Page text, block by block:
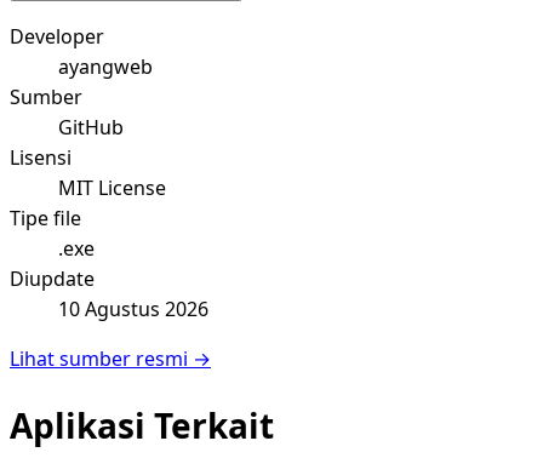
Developer
ayangweb
Sumber
GitHub
Lisensi
MIT License
Tipe file
.exe
Diupdate
10 Agustus 2026
Lihat sumber resmi →
Aplikasi Terkait